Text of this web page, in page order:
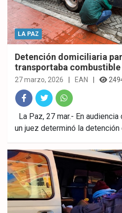
LA PAZ
Detención domiciliaria
transportaba
27 marzo, 2026 EAN
Fac
ebo
ok
Twitt
er
What
sAp
p
La Paz, 27 mar.- En
un juez determinó la